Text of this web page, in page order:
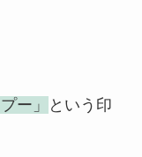
ー」
という印